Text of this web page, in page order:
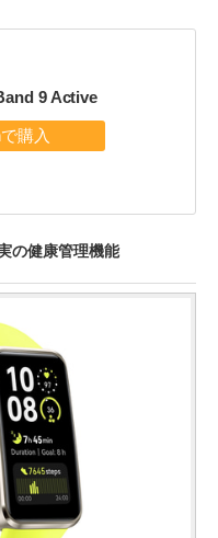
9 Active
の健康管理機能